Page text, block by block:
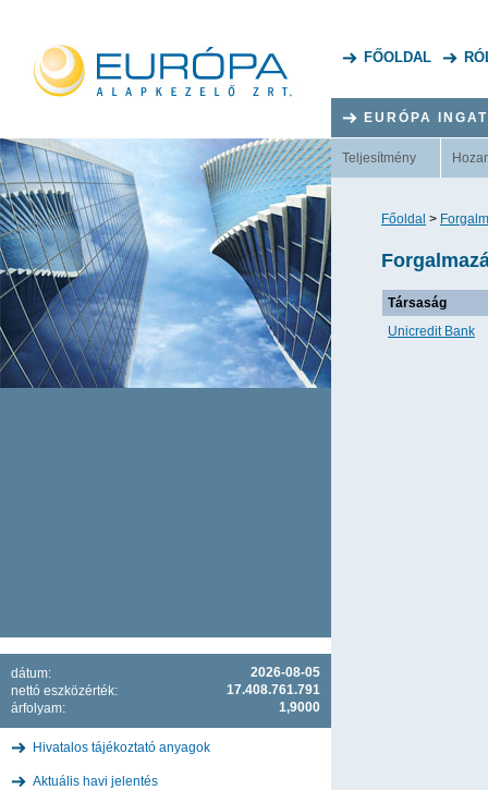
FŐOLDAL
2026-08-05
dátum:
17.408.761.791
nettó eszközérték:
1,9000
árfolyam:
Hivatalos tájékoztató anyagok
Aktuális havi jelentés
EURÓPA
Teljesítmény
Főoldal >
Társaság
Unicredit Bank